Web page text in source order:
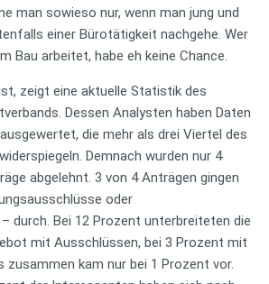
man sowieso nur, wenn man jung und
einer Bürotätigkeit nachgehe. Wer
Bau arbeitet, habe eh keine Chance.
zeigt eine aktuelle Statistik des
Dessen Analysten haben Daten
die mehr als drei Viertel des
Demnach wurden nur 4
abgelehnt. 3 von 4 Anträgen gingen
oder
durch. Bei 12 Prozent unterbreiteten die
mit Ausschlüssen, bei 3 Prozent mit
zusammen kam nur bei 1 Prozent vor.